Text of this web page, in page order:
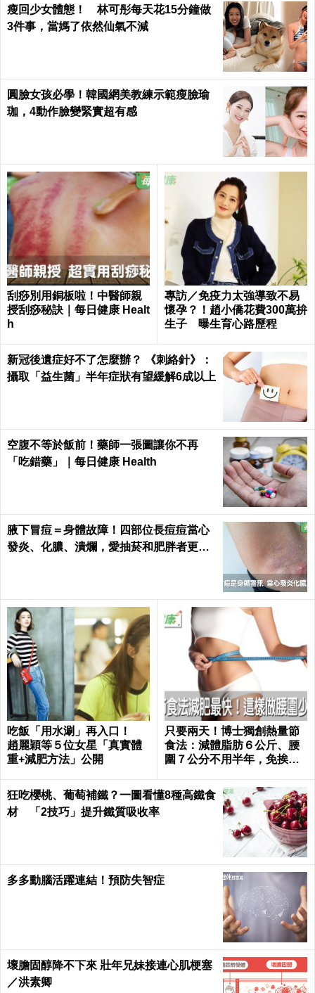
瘦回少女體態！ 林可彤每天花15分鐘做
3件事，當媽了依然仙氣不減
圓臉女孩必學！韓國網美教練示範瘦臉瑜
珈，4動作臉變緊實超有感
刮痧別用銅板啦！中醫師親
授刮痧秘訣｜每日健康 Healt
h
專訪／免疫力太強導致不易
懷孕？！趙小僑花費300萬拚
生子 曝生育心路歷程
新冠後遺症好不了怎麼辦？ 《刺絡針》：
攝取「益生菌」半年症狀有望緩解6成以上
空腹不等於飯前！藥師一張圖讓你不再
「吃錯藥」｜每日健康 Health
腋下冒痘＝身體故障！四部位長痘痘當心
發炎、化膿、潰爛，愛抽菸和肥胖者更要
吃飯「用水涮」再入口！
趙麗穎等５位女星「真實體
重+減肥方法」公開
只要兩天！博士獨創熱量節
食法：減體脂肪６公斤、腰
圍７公分不用半年，免挨餓
狂吃櫻桃、葡萄補鐵？一圖看懂8種高鐵食
材 「2技巧」提升鐵質吸收率
多多動腦活躍連結！預防失智症
壞膽固醇降不下來 壯年兄妹接連心肌梗塞
／洪素卿